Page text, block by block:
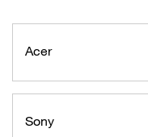
Acer
Sony